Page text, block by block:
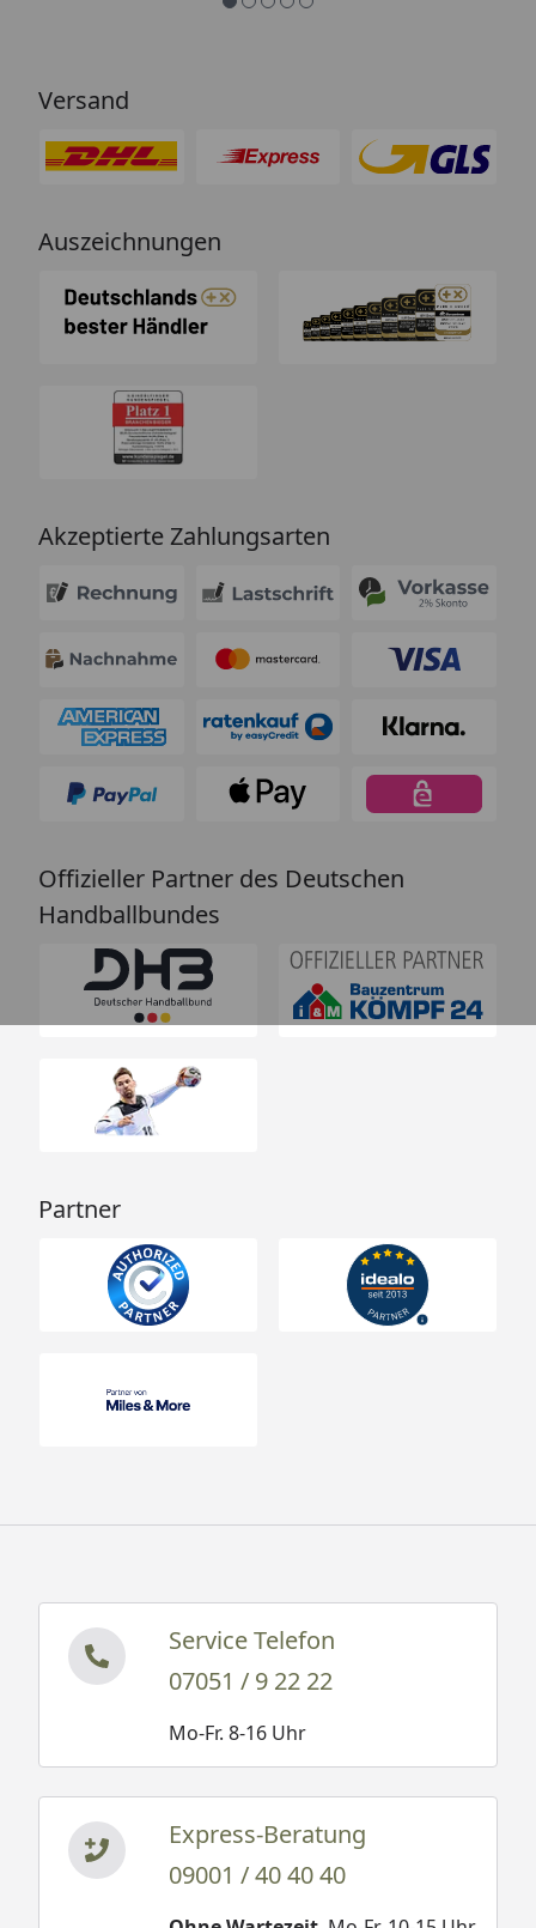
Versand
Auszeichnungen
Akzeptierte Zahlungsarten
Offizieller Partner des Deutschen
Handballbundes
Partner
Service Telefon
07051 / 9 22 22
Mo-Fr. 8-16 Uhr
Express-Beratung
09001 / 40 40 40